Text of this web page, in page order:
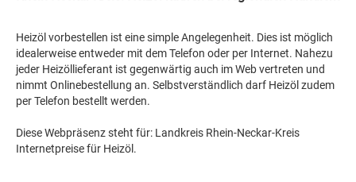
Heizöl vorbestellen ist eine simple Angelegenheit. Dies ist möglich
idealerweise entweder mit dem Telefon oder per Internet. Nahezu
jeder Heizöllieferant ist gegenwärtig auch im Web vertreten und
nimmt Onlinebestellung an. Selbstverständlich darf Heizöl zudem
per Telefon bestellt werden.
Diese Webpräsenz steht für: Landkreis Rhein-Neckar-Kreis
Internetpreise für Heizöl.